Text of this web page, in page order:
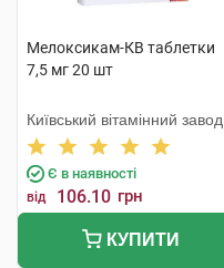
Мелоксикам-КВ таблетки
7,5 мг 20 шт
Київський вітамінний завод
Є в наявності
від 106.10 грн
КУПИТИ